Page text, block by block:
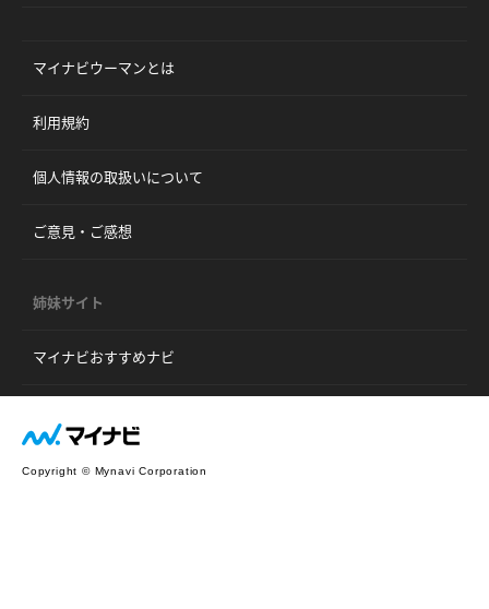
マイナビウーマンとは
利用規約
個人情報の取扱いについて
ご意見・ご感想
姉妹サイト
マイナビおすすめナビ
Copyright © Mynavi Corporation